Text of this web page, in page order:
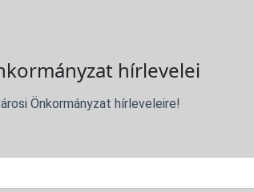
hírlevelei
Önkormányzat hírleveleire!